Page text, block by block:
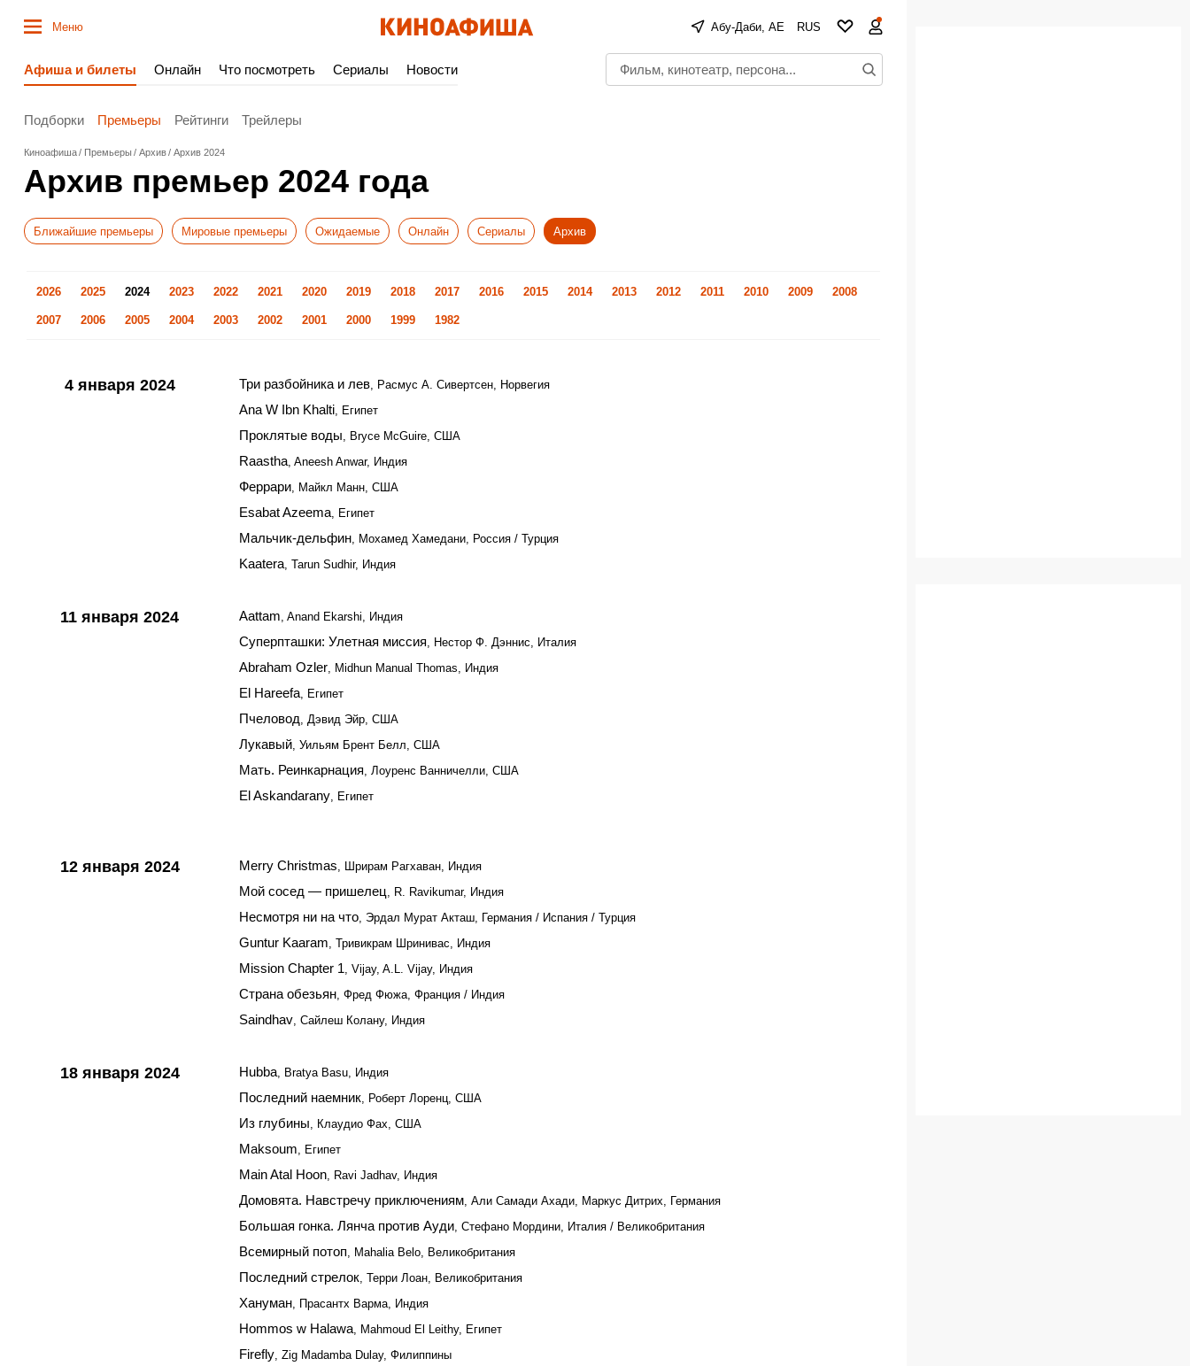
Меню Абу-Даби, AE RUS
Афиша и билеты Онлайн Что посмотреть Сериалы Новости
Подборки Премьеры Рейтинги Трейлеры
Киноафиша Премьеры Архив Архив 2024
Архив премьер 2024 года
Ближайшие премьеры Мировые премьеры Ожидаемые Онлайн Сериалы Архив
2026 2025 2024 2023 2022 2021 2020 2019 2018 2017 2016 2015 2014 2013 2012 2011 2010 2009 2008
2007 2006 2005 2004 2003 2002 2001 2000 1999 1982
4 января 2024 Три разбойника и лев, Расмус А. Сивертсен, Норвегия
Ana W Ibn Khalti, Египет
Проклятые воды, Bryce McGuire, США
Raastha, Aneesh Anwar, Индия
Феррари, Майкл Манн, США
Esabat Azeema, Египет
Мальчик-дельфин, Мохамед Хамедани, Россия / Турция
Kaatera, Tarun Sudhir, Индия
11 января 2024 Aattam, Anand Ekarshi, Индия
Суперпташки: Улетная миссия, Нестор Ф. Дэннис, Италия
Abraham Ozler, Midhun Manual Thomas, Индия
El Hareefa, Египет
Пчеловод, Дэвид Эйр, США
Лукавый, Уильям Брент Белл, США
Мать. Реинкарнация, Лоуренс Ванничелли, США
El Askandarany, Египет
12 января 2024 Merry Christmas, Шрирам Рагхаван, Индия
Мой сосед — пришелец, R. Ravikumar, Индия
Несмотря ни на что, Эрдал Мурат Акташ, Германия / Испания / Турция
Guntur Kaaram, Тривикрам Шринивас, Индия
Mission Chapter 1, Vijay, A.L. Vijay, Индия
Страна обезьян, Фред Фюжа, Франция / Индия
Saindhav, Сайлеш Колану, Индия
18 января 2024 Hubba, Bratya Basu, Индия
Последний наемник, Роберт Лоренц, США
Из глубины, Клаудио Фах, США
Maksoum, Египет
Main Atal Hoon, Ravi Jadhav, Индия
Домовята. Навстречу приключениям, Али Самади Ахади, Маркус Дитрих, Германия
Большая гонка. Лянча против Ауди, Стефано Мордини, Италия / Великобритания
Всемирный потоп, Mahalia Belo, Великобритания
Последний стрелок, Терри Лоан, Великобритания
Хануман, Прасантх Варма, Индия
Hommos w Halawa, Mahmoud El Leithy, Египет
Firefly, Zig Madamba Dulay, Филиппины